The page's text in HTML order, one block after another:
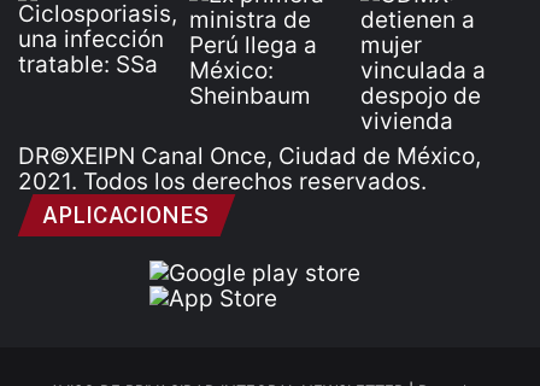
DR©XEIPN Canal Once, Ciudad de México,
2021. Todos los derechos reservados.
APLICACIONES